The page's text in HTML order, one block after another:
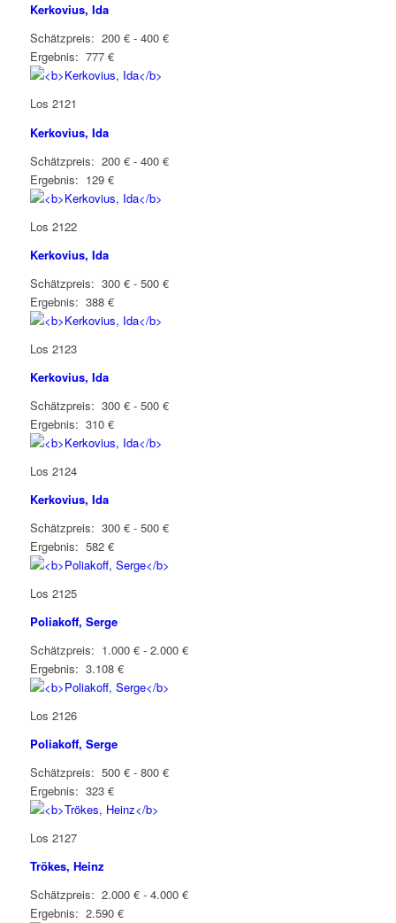
Kerkovius, Ida
Schätzpreis: 200 € - 400 €
Ergebnis: 777 €
Los 2121
Kerkovius, Ida
Schätzpreis: 200 € - 400 €
Ergebnis: 129 €
Los 2122
Kerkovius, Ida
Schätzpreis: 300 € - 500 €
Ergebnis: 388 €
Los 2123
Kerkovius, Ida
Schätzpreis: 300 € - 500 €
Ergebnis: 310 €
Los 2124
Kerkovius, Ida
Schätzpreis: 300 € - 500 €
Ergebnis: 582 €
Los 2125
Poliakoff, Serge
Schätzpreis: 1.000 € - 2.000 €
Ergebnis: 3.108 €
Los 2126
Poliakoff, Serge
Schätzpreis: 500 € - 800 €
Ergebnis: 323 €
Los 2127
Trökes, Heinz
Schätzpreis: 2.000 € - 4.000 €
Ergebnis: 2.590 €